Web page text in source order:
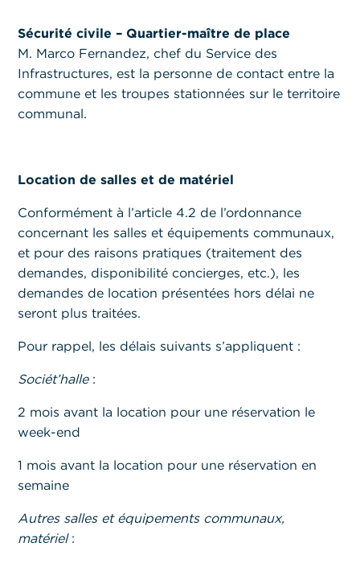
Sécurité civile – Quartier-maître de place
M. Marco Fernandez, chef du Service des
Infrastructures, est la personne de contact entre la
commune et les troupes stationnées sur le territoire
communal.
Location de salles et de matériel
Conformément à l’article 4.2 de l’ordonnance
concernant les salles et équipements communaux,
et pour des raisons pratiques (traitement des
demandes, disponibilité concierges, etc.), les
demandes de location présentées hors délai ne
seront plus traitées.
Pour rappel, les délais suivants s’appliquent :
Sociét’halle:
2 mois avant la location pour une réservation le
week-end
1 mois avant la location pour une réservation en
semaine
Autres salles et équipements communaux,
matériel: